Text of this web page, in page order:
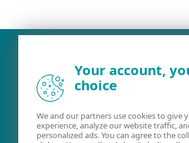
Your account,
choice
We and our partners use cookies to give
experience, analyze our website traffic,
personalized ads. You can agree to the